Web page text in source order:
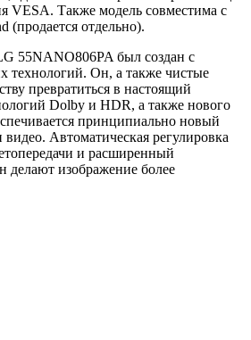
VESA. Также модель совместима с
(продается отдельно).
55NANO806PA был создан с
технологий. Он, а также чистые
превратиться в настоящий
Dolby и HDR, а также нового
принципиально новый
Автоматическая регулировка
и расширенный
делают изображение более